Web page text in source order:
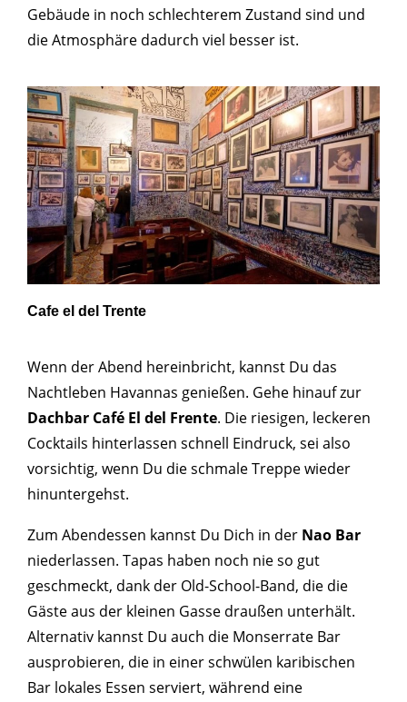
Gebäude in noch schlechterem Zustand sind und
die Atmosphäre dadurch viel besser ist.
Cafe el del Trente
Wenn der Abend hereinbricht, kannst Du das
Nachtleben Havannas genießen. Gehe hinauf zur
Dachbar Café El del Frente. Die riesigen, leckeren
Cocktails hinterlassen schnell Eindruck, sei also
vorsichtig, wenn Du die schmale Treppe wieder
hinuntergehst.
Zum Abendessen kannst Du Dich in der Nao Bar
niederlassen. Tapas haben noch nie so gut
geschmeckt, dank der Old-School-Band, die die
Gäste aus der kleinen Gasse draußen unterhält.
Alternativ kannst Du auch die Monserrate Bar
ausprobieren, die in einer schwülen karibischen
Bar lokales Essen serviert, während eine